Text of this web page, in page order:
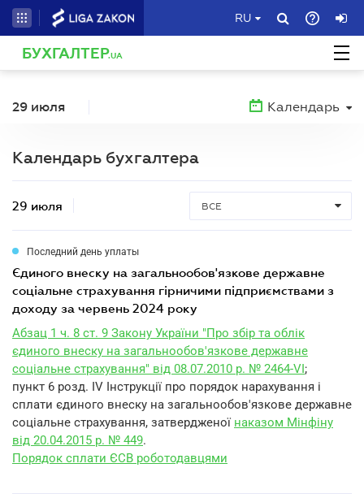
RU
БУХГАЛТЕР.UA
29 июля Календарь
Календарь бухгалтера
29 июля ВСЕ
Последний день уплаты
єдиного внеску на загальнообов'язкове державне
соціальне страхування гірничими підприємствами з
доходу за червень 2024 року
Абзац 1 ч. 8 ст. 9 Закону України "Про збір та облік
єдиного внеску на загальнообов'язкове державне
соціальне страхування" від 08.07.2010 р. № 2464-VI;
пункт 6 розд. IV Інструкції про порядок нарахування і
сплати єдиного внеску на загальнообов'язкове державне
соціальне страхування, затвердженої наказом Мінфіну
від 20.04.2015 р. № 449.
Порядок сплати ЄСВ роботодавцями